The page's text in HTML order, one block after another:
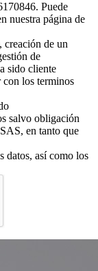
Puede
nuestra página de
de un
de
sido cliente
los terminos
salvo obligación
en tanto que
datos, así como los